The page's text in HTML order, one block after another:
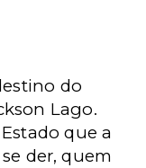
do
Lago.
que a
der, quem